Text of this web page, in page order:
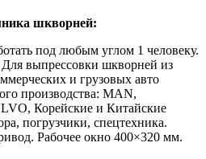
шкворней:
под любым углом 1 человеку.
выпрессовки шкворней из
и грузовых авто
производства: MAN,
Корейские и Китайские
погрузчики, спецтехника.
Рабочее окно 400×320 мм.